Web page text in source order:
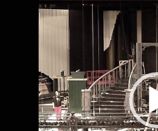
Vetsera – eine junge Frau,
„in Liebe verbunden bis in
vom Mut zur Wahrheit, von
Tragik eines Mannes, der
rebelliert. Erleben Sie ein
Geschichte: emotional,
menschlich.